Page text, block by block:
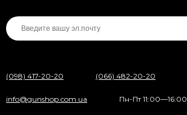
(098) 417-20-20 (066) 482-20-20
info@gunshop.com.ua Пн-Пт 11:00—16:00